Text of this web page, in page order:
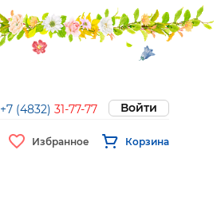
+7 (4832) 31-77-77 Войти
Избранное Корзина